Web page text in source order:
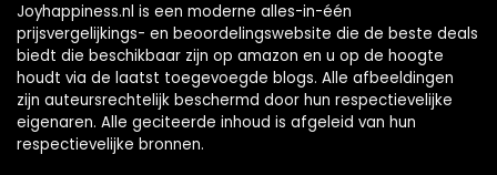
Joyhappiness.nl is een moderne alles-in-één
prijsvergelijkings- en beoordelingswebsite die de beste deals
biedt die beschikbaar zijn op amazon en u op de hoogte
houdt via de laatst toegevoegde blogs. Alle afbeeldingen
zijn auteursrechtelijk beschermd door hun respectievelijke
eigenaren. Alle geciteerde inhoud is afgeleid van hun
respectievelijke bronnen.